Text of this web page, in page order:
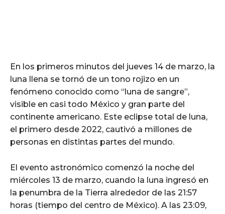
En los primeros minutos del jueves 14 de marzo, la
luna llena se tornó de un tono rojizo en un
fenómeno conocido como “luna de sangre”,
visible en casi todo México y gran parte del
continente americano. Este eclipse total de luna,
el primero desde 2022, cautivó a millones de
personas en distintas partes del mundo.
El evento astronómico comenzó la noche del
miércoles 13 de marzo, cuando la luna ingresó en
la penumbra de la Tierra alrededor de las 21:57
horas (tiempo del centro de México). A las 23:09,